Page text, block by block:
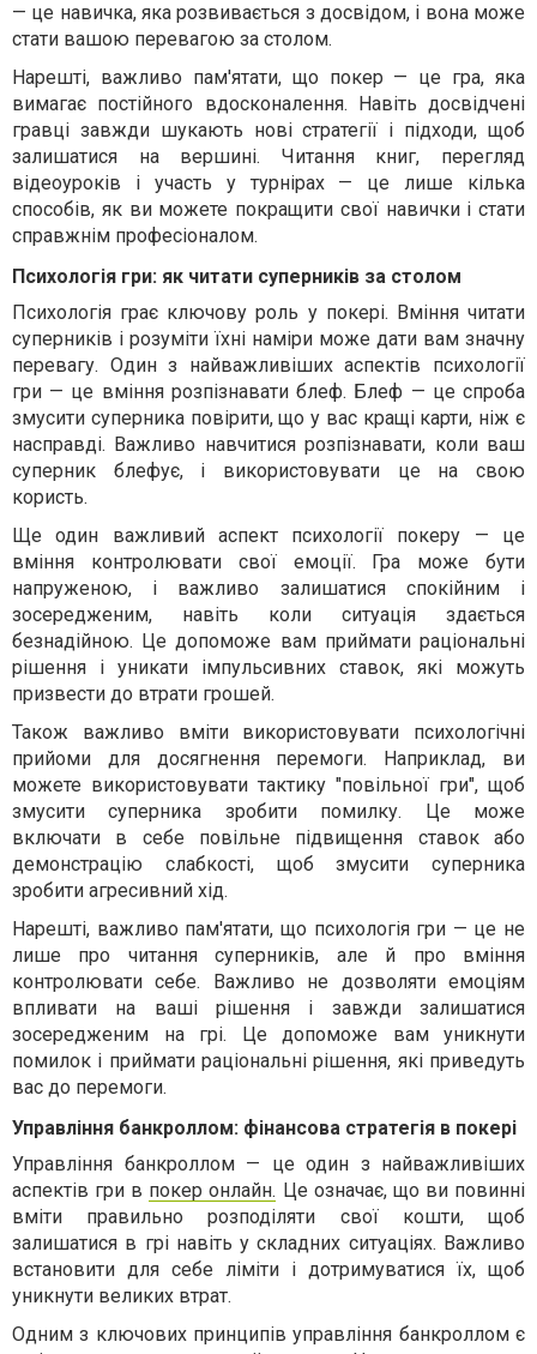
— це навичка, яка розвивається з досвідом, і вона може
стати вашою перевагою за столом.
Нарешті, важливо пам'ятати, що покер — це гра, яка
вимагає постійного вдосконалення. Навіть досвідчені
гравці завжди шукають нові стратегії і підходи, щоб
залишатися на вершині. Читання книг, перегляд
відеоуроків і участь у турнірах — це лише кілька
способів, як ви можете покращити свої навички і стати
справжнім професіоналом.
Психологія гри: як читати суперників за столом
Психологія грає ключову роль у покері. Вміння читати
суперників і розуміти їхні наміри може дати вам значну
перевагу. Один з найважливіших аспектів психології
гри — це вміння розпізнавати блеф. Блеф — це спроба
змусити суперника повірити, що у вас кращі карти, ніж є
насправді. Важливо навчитися розпізнавати, коли ваш
суперник блефує, і використовувати це на свою
користь.
Ще один важливий аспект психології покеру — це
вміння контролювати свої емоції. Гра може бути
напруженою, і важливо залишатися спокійним і
зосередженим, навіть коли ситуація здається
безнадійною. Це допоможе вам приймати раціональні
рішення і уникати імпульсивних ставок, які можуть
призвести до втрати грошей.
Також важливо вміти використовувати психологічні
прийоми для досягнення перемоги. Наприклад, ви
можете використовувати тактику "повільної гри", щоб
змусити суперника зробити помилку. Це може
включати в себе повільне підвищення ставок або
демонстрацію слабкості, щоб змусити суперника
зробити агресивний хід.
Нарешті, важливо пам'ятати, що психологія гри — це не
лише про читання суперників, але й про вміння
контролювати себе. Важливо не дозволяти емоціям
впливати на ваші рішення і завжди залишатися
зосередженим на грі. Це допоможе вам уникнути
помилок і приймати раціональні рішення, які приведуть
вас до перемоги.
Управління банкроллом: фінансова стратегія в покері
Управління банкроллом — це один з найважливіших
аспектів гри в покер онлайн. Це означає, що ви повинні
вміти правильно розподіляти свої кошти, щоб
залишатися в грі навіть у складних ситуаціях. Важливо
встановити для себе ліміти і дотримуватися їх, щоб
уникнути великих втрат.
Одним з ключових принципів управління банкроллом є